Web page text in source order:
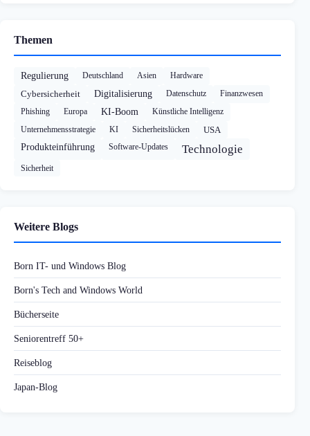
Themen
Regulierung Deutschland Asien Hardware
Cybersicherheit Digitalisierung Datenschutz
Finanzwesen
Phishing
Europa KI-Boom
Künstliche Intelligenz
Unternehmensstrategie
KI Sicherheitslücken
USA
Produkteinführung
Software-Updates Technologie
Sicherheit
Weitere Blogs
Born IT- und Windows Blog
Born's Tech and Windows World
Bücherseite
Seniorentreff 50+
Reiseblog
Japan-Blog